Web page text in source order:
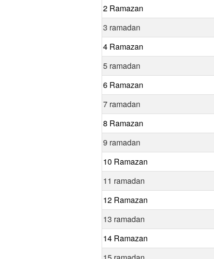
2 Ramazan
3 ramadan
4 Ramazan
5 ramadan
6 Ramazan
7 ramadan
8 Ramazan
9 ramadan
10 Ramazan
11 ramadan
12 Ramazan
13 ramadan
14 Ramazan